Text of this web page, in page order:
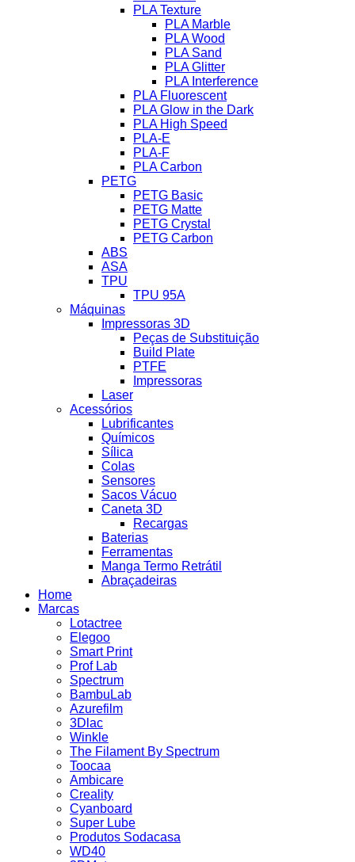
PLA Texture
PLA Marble
PLA Wood
PLA Sand
PLA Glitter
PLA Interference
PLA Fluorescent
PLA Glow in the Dark
PLA High Speed
PLA-E
PLA-F
PLA Carbon
PETG
PETG Basic
PETG Matte
PETG Crystal
PETG Carbon
ABS
ASA
TPU
TPU 95A
Máquinas
Impressoras 3D
Peças de Substituição
Build Plate
PTFE
Impressoras
Laser
Acessórios
Lubrificantes
Químicos
Sílica
Colas
Sensores
Sacos Vácuo
Caneta 3D
Recargas
Baterias
Ferramentas
Manga Termo Retrátil
Abraçadeiras
Home
Marcas
Lotactree
Elegoo
Smart Print
Prof Lab
Spectrum
BambuLab
Azurefilm
3Dlac
Winkle
The Filament By Spectrum
Toocaa
Ambicare
Creality
Cyanboard
Super Lube
Produtos Sodacasa
WD40